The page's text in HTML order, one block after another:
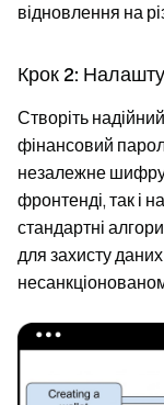
відновлення на
Крок 2:
Створіть
фінансовий
незалежне
фронтенді, так і
стандартні
для захисту даних